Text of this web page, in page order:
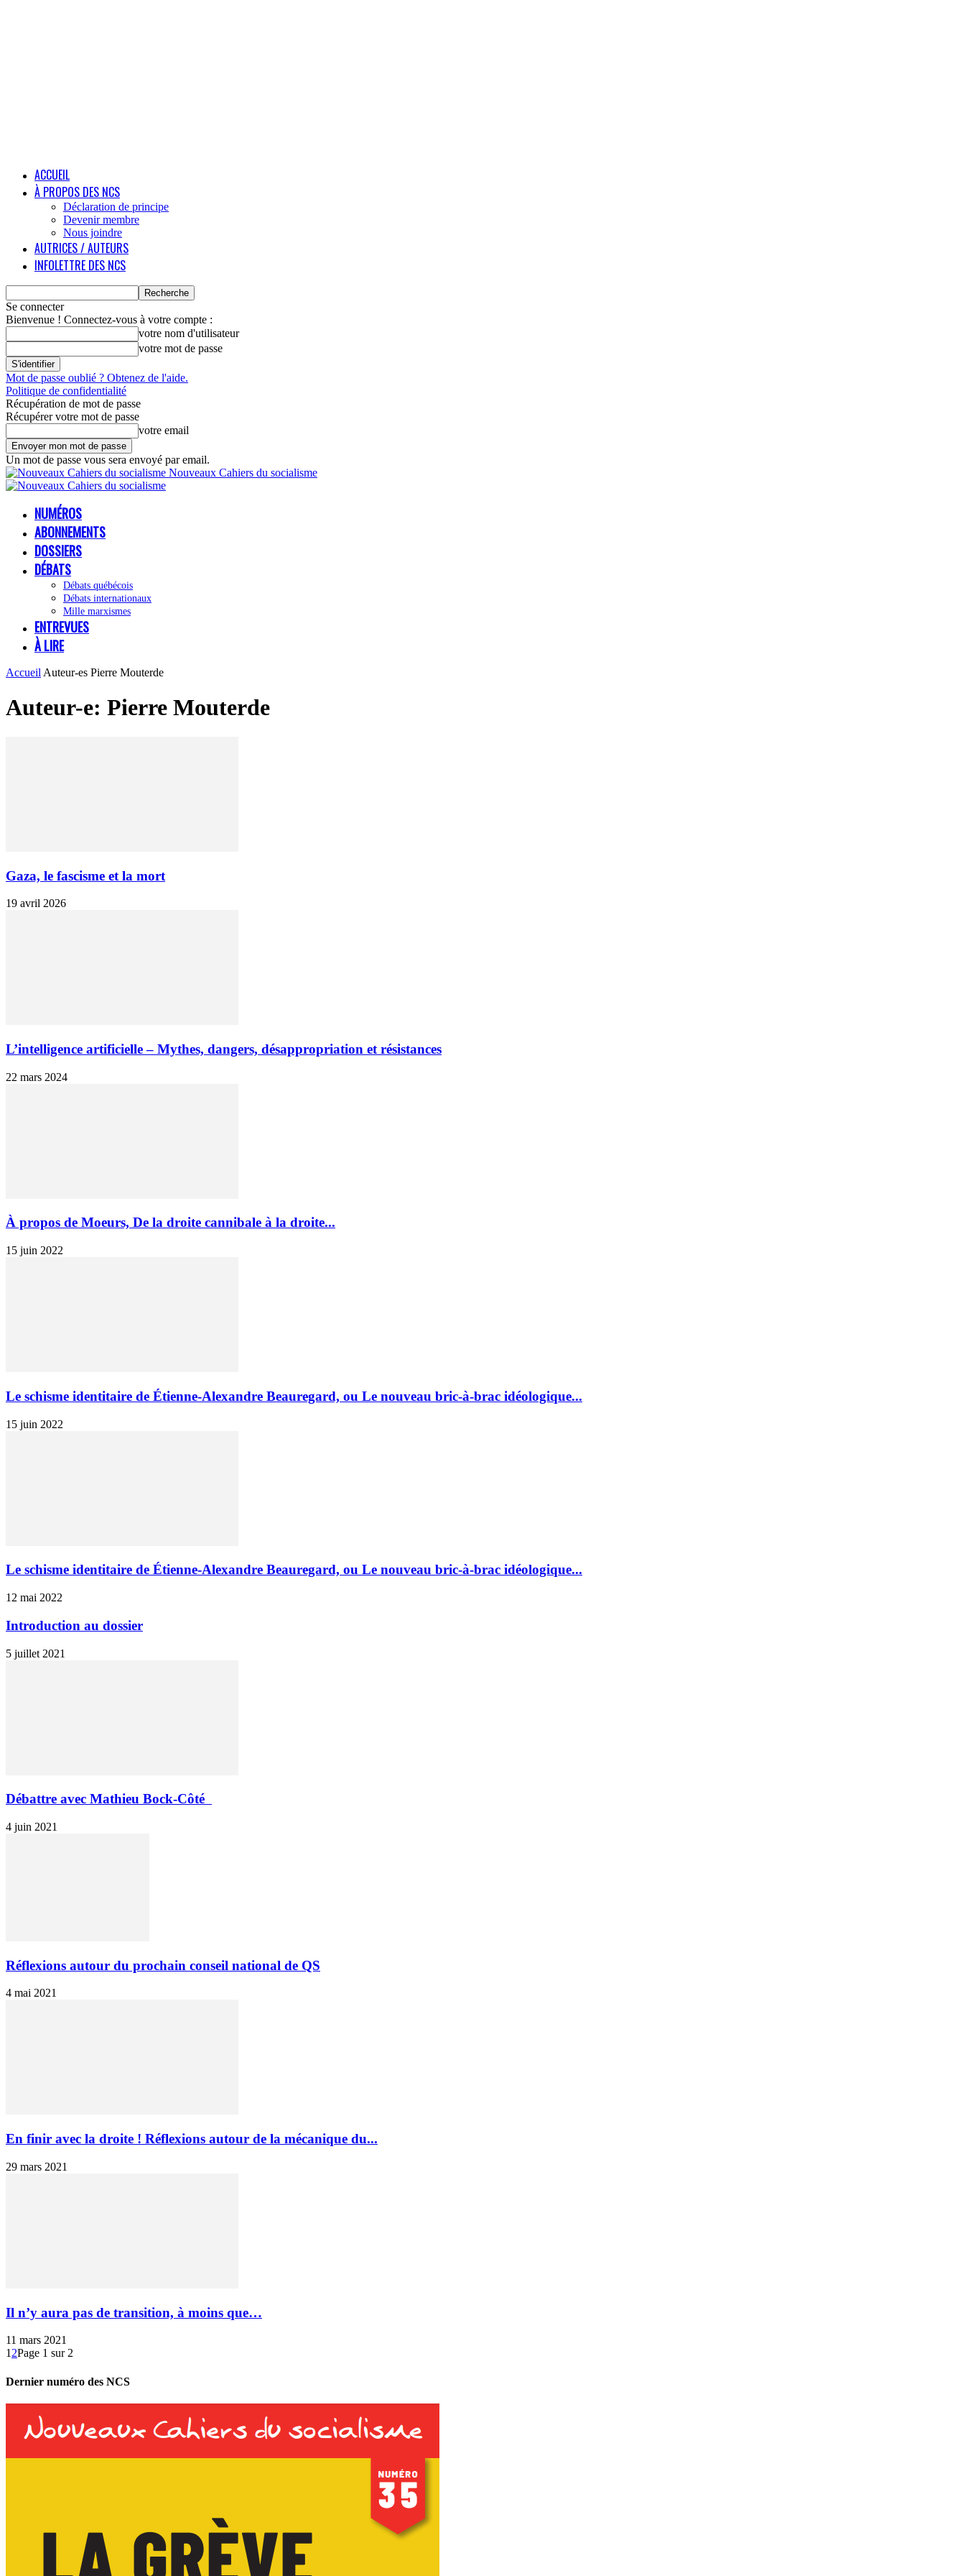
ACCUEIL
À PROPOS DES NCS
Déclaration de principe
Devenir membre
Nous joindre
AUTRICES / AUTEURS
INFOLETTRE DES NCS
Se connecter
Bienvenue ! Connectez-vous à votre compte :
votre nom d'utilisateur
votre mot de passe
Mot de passe oublié ? Obtenez de l'aide.
Politique de confidentialité
Récupération de mot de passe
Récupérer votre mot de passe
votre email
Un mot de passe vous sera envoyé par email.
Nouveaux Cahiers du socialisme
NUMÉROS
ABONNEMENTS
DOSSIERS
DÉBATS
Débats québécois
Débats internationaux
Mille marxismes
ENTREVUES
À LIRE
Accueil Auteur-es Pierre Mouterde
Auteur-e: Pierre Mouterde
Gaza, le fascisme et la mort
19 avril 2026
L’intelligence artificielle – Mythes, dangers, désappropriation et résistances
22 mars 2024
À propos de Moeurs, De la droite cannibale à la droite...
15 juin 2022
Le schisme identitaire de Étienne-Alexandre Beauregard, ou Le nouveau bric-à-brac idéologique...
15 juin 2022
Le schisme identitaire de Étienne-Alexandre Beauregard, ou Le nouveau bric-à-brac idéologique...
12 mai 2022
Introduction au dossier
5 juillet 2021
Débattre avec Mathieu Bock-Côté
4 juin 2021
Réflexions autour du prochain conseil national de QS
4 mai 2021
En finir avec la droite ! Réflexions autour de la mécanique du...
29 mars 2021
Il n’y aura pas de transition, à moins que…
11 mars 2021
1 2Page 1 sur 2
Dernier numéro des NCS